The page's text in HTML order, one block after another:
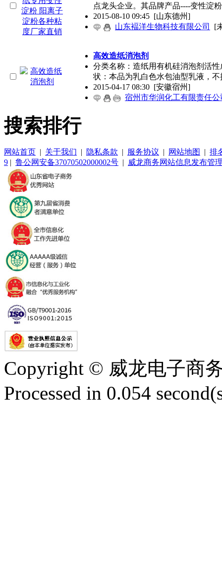
点龙头企业。其品牌产品----变性淀
2015-08-10 09:45 [山东德州]
山东褔洋生物科技有限公司
[
高效造纸消泡剂
分类名称：造纸用有机硅消泡剂活
状：本品为乳白色水包油型乳液，不
2015-04-17 08:30 [安徽宿州]
宿州市华润化工有限责任公
搜索排行
网站首页 | 关于我们 | 隐私条款 | 服务协议 | 网站地图 | 排
9 | 鲁公网安备37070502000002号 | 威龙商务网站信息发布管
Copyright © 威龙电子商
Processed in 0.054